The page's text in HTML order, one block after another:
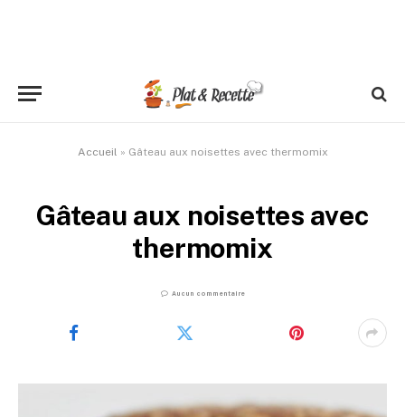
Accueil » Gâteau aux noisettes avec thermomix
Gâteau aux noisettes avec
thermomix
Aucun commentaire